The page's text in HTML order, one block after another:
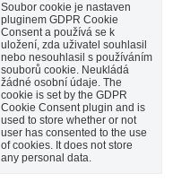
Soubor cookie je nastaven
pluginem GDPR Cookie
Consent a používá se k
uložení, zda uživatel souhlasil
nebo nesouhlasil s používáním
souborů cookie. Neukládá
žádné osobní údaje. The
cookie is set by the GDPR
Cookie Consent plugin and is
used to store whether or not
user has consented to the use
of cookies. It does not store
any personal data.